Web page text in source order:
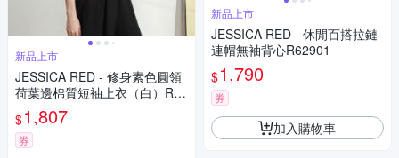
新品上市
JESSICA RED - 修身素色圓領
荷葉邊棉質短袖上衣（白）R63
602
$1,807
券
新品上市
JESSICA RED - 休閒百搭拉鏈
連帽無袖背心R62901
$1,790
券
加入購物車